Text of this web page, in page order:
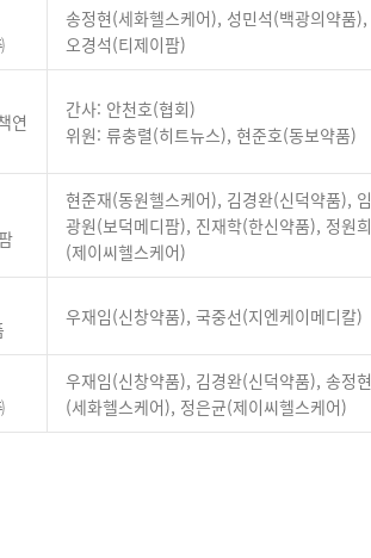
송정현(세화헬스케어), 성민석(백광의약품),
오경석(티제이팜)
연
간사: 안천호(협회)
위원: 류충렬(히트뉴스), 현준호(동보약품)
현준재(동원헬스케어), 김경완(신덕약품), 임
광원(보덕메디팜), 진재학(한신약품), 정원희
(제이씨헬스케어)
우재임(신창약품), 국중선(지엔케이메디칼)
우재임(신창약품), 김경완(신덕약품), 송정현
(세화헬스케어), 정은균(제이씨헬스케어)